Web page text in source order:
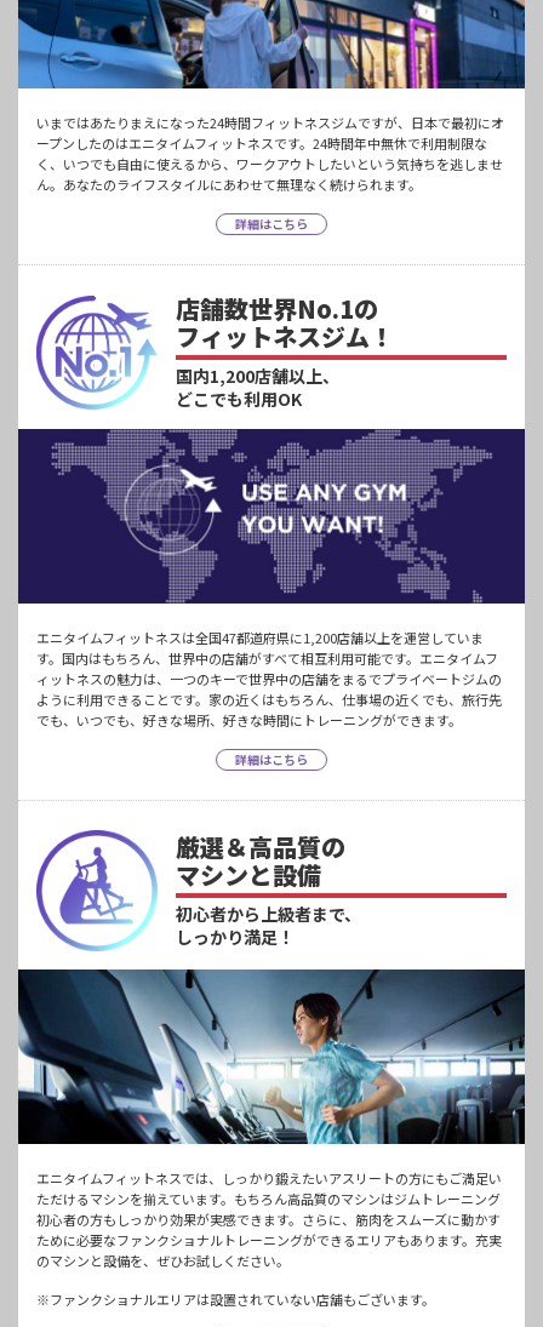
いまではあたりまえになった24時間フィットネスジムですが、日本で最初にオ
ープンしたのはエニタイムフィットネスです。24時間年中無休で利用制限な
く、いつでも自由に使えるから、ワークアウトしたいという気持ちを逃しませ
ん。あなたのライフスタイルにあわせて無理なく続けられます。
詳細はこちら
店舗数世界No.1の
フィットネスジム！
国内1,200店舗以上、
どこでも利用OK
エニタイムフィットネスは全国47都道府県に1,200店舗以上を運営していま
す。国内はもちろん、世界中の店舗がすべて相互利用可能です。エニタイムフ
ィットネスの魅力は、一つのキーで世界中の店舗をまるでプライベートジムの
ように利用できることです。家の近くはもちろん、仕事場の近くでも、旅行先
でも、いつでも、好きな場所、好きな時間にトレーニングができます。
詳細はこちら
厳選＆高品質の
マシンと設備
初心者から上級者まで、
しっかり満足！
エニタイムフィットネスでは、しっかり鍛えたいアスリートの方にもご満足い
ただけるマシンを揃えています。もちろん高品質のマシンはジムトレーニング
初心者の方もしっかり効果が実感できます。さらに、筋肉をスムーズに動かす
ために必要なファンクショナルトレーニングができるエリアもあります。充実
のマシンと設備を、ぜひお試しください。
※ファンクショナルエリアは設置されていない店舗もございます。